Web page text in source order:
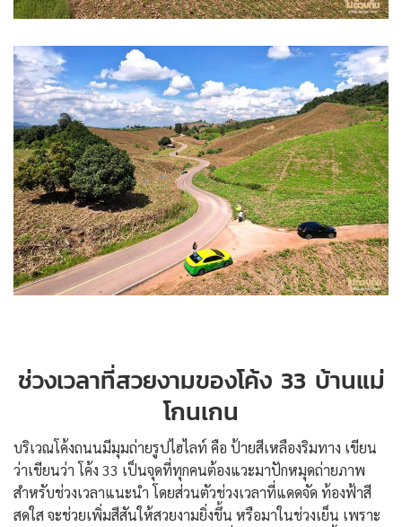
ช่วงเวลาที่สวยงามของโค้ง 33 บ้านแม่
โกนเกน
บริเวณโค้งถนนมีมุมถ่ายรูปไฮไลท์ คือ ป้ายสีเหลืองริมทาง เขียน
ว่าเขียนว่า โค้ง 33 เป็นจุดที่ทุกคนต้องแวะมาปักหมุดถ่ายภาพ
สำหรับช่วงเวลาแนะนำ โดยส่วนตัวช่วงเวลาที่แดดจัด ท้องฟ้าสี
สดใส จะช่วยเพิ่มสีสันให้สวยงามยิ่งขึ้น หรือมาในช่วงเย็น เพราะ